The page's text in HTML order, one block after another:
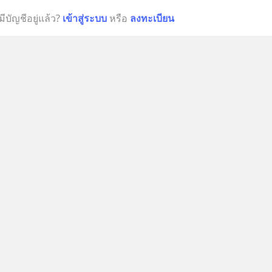
บัญชีอยู่แล้ว? เข้าสู่ระบบ หรือ ลงทะเบียน